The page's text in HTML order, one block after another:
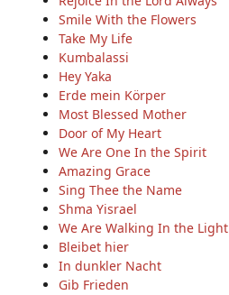
Smile With the Flowers
Take My Life
Kumbalassi
Hey Yaka
Erde mein Körper
Most Blessed Mother
Door of My Heart
We Are One In the Spirit
Amazing Grace
Sing Thee the Name
Shma Yisrael
We Are Walking In the Light
Bleibet hier
In dunkler Nacht
Gib Frieden